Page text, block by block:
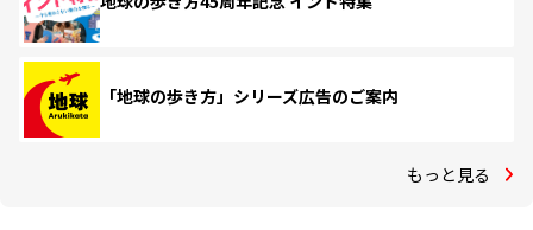
「地球の歩き方」シリーズ広告のご案内
もっと見る